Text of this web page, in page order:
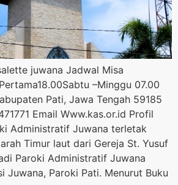
juwana Jadwal Misa
–Minggu 07.00
Pati, Jawa Tengah 59185
Email Www.kas.or.id Profil
Administratif Juwana terletak
Timur laut dari Gereja St. Yusuf
Paroki Administratif Juwana
Juwana, Paroki Pati. Menurut Buku